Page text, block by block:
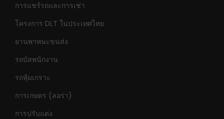
การแชร์รถและการเช่า
โครงการ DLT ในประเทศไทย
ยานพาหนะขนส่ง
รถบัสพนักงาน
รถหุ้มเกราะ
การเกษตร (ลอร่า)
การปรับแต่ง